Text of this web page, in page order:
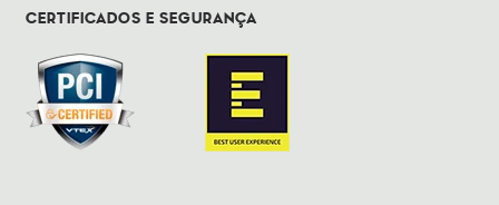
CERTIFICADOS E SEGURANÇA